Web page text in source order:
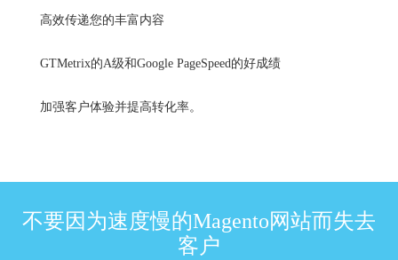
高效传递您的丰富内容
GTMetrix的A级和Google PageSpeed的好成绩
加强客户体验并提高转化率。
不要因为速度慢的Magento网站而失去
客户